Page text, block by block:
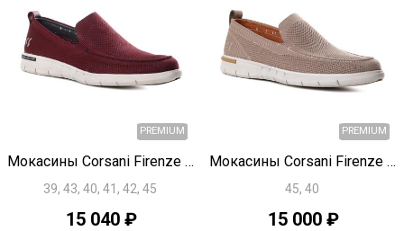
Быстрый просмотр Мокасины Corsani Firenze U1828
39, 43, 40, 41, 42, 45
15 040 ₽
Быстрый просмотр Мокасины Corsani Firenze U1827
45, 40
15 000 ₽